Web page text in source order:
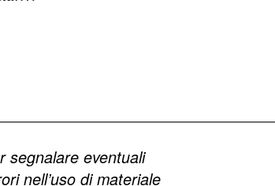
segnalare eventuali
nell’uso di materiale